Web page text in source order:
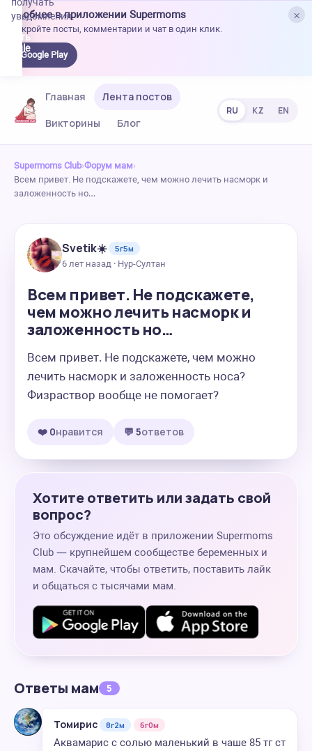
×
Удобнее в приложении Supermoms
Откройте посты, комментарии и чат в один клик.
Google Play
уведомления.
Главная
Лента постов
Викторины
Блог
RU KZ EN
Supermoms Club›Форум мам›
Всем привет. Не подскажете, чем можно лечить насморк и
заложенность но…
Svetik☀️
5г5м
6 лет назад · Нур-Султан
Всем привет. Не подскажете,
чем можно лечить насморк и
заложенность но…
Всем привет. Не подскажете, чем можно
лечить насморк и заложенность носа?
Физраствор вообще не помогает?
❤️ 0нравится 💬 5ответов
Хотите ответить или задать свой
вопрос?
Это обсуждение идёт в приложении Supermoms
Club — крупнейшем сообществе беременных и
мам. Скачайте, чтобы ответить, поставить лайк
и общаться с тысячами мам.
Ответы мам 5
Томирис 8г2м 6г0м
Аквамарис с солью маленький в чаше 85 тг ст